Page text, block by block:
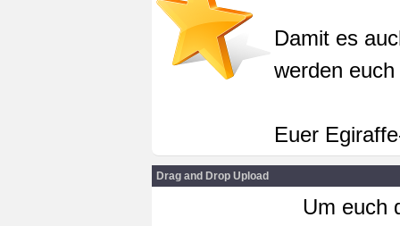
Damit es
werden
Euer
Drag and Drop Upload
Um euch